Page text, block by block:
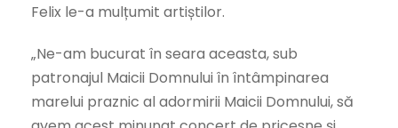
Felix le-a mulțumit artiștilor.
„Ne-am bucurat în seara aceasta, sub
patronajul Maicii Domnului în întâmpinarea
marelui praznic al adormirii Maicii Domnului, să